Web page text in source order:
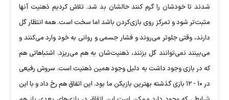
شدند تا خودشان را گرم کنند حالشان بد شد. تلاش کردیم ذهنیت آنها
مثبت‌تر شود و تمرکز روی بازی‌کردن باشد اما سخت است. همه انتظار گل
دارند، وقتی جلوتر می‌روند و فشار جسمی و روانی به خود وارد می‌کنند و
می‌بینند نمی‌توانند گل بزنند، ذهنیت‌شان به هم می‌ریزد. اشتباهاتی هم
که در بازی وجود داشت به دلیل وجود همین ذهنیت است. سروش رفیعی
در ۱۰ - ۱۲ بازی گذشته بهترین بازیکن ما بود. این اتفاق هم رخ داد و با این